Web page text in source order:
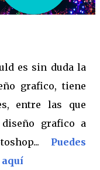
es sin duda la
grafico, tiene
entre las que
grafico a
Puedes